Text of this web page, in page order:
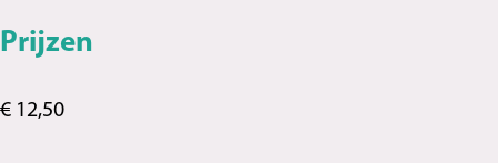
Prijzen
€ 12,50